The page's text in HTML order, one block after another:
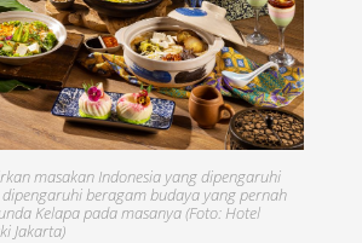
masakan Indonesia yang dipengaruhi
beragam budaya yang pernah
Kelapa pada masanya (Foto: Hotel
Jakarta)